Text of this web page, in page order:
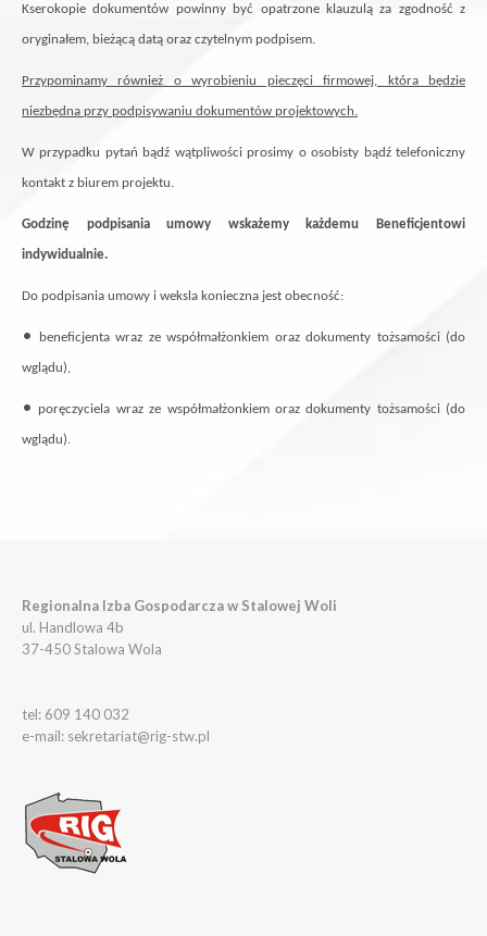
Kserokopie dokumentów powinny być opatrzone klauzulą za zgodność z
oryginałem, bieżącą datą oraz czytelnym podpisem.
Przypominamy również o wyrobieniu pieczęci firmowej, która będzie
niezbędna przy podpisywaniu dokumentów projektowych.
W przypadku pytań bądź wątpliwości prosimy o osobisty bądź telefoniczny
kontakt z biurem projektu.
Godzinę podpisania umowy wskażemy każdemu Beneficjentowi
indywidualnie.
Do podpisania umowy i weksla konieczna jest obecność:
• beneficjenta wraz ze współmałżonkiem oraz dokumenty tożsamości (do
wglądu),
• poręczyciela wraz ze współmałżonkiem oraz dokumenty tożsamości (do
wglądu).
Regionalna Izba Gospodarcza w Stalowej Woli
ul. Handlowa 4b
37-450 Stalowa Wola
tel: 609 140 032
e-mail: sekretariat@rig-stw.pl